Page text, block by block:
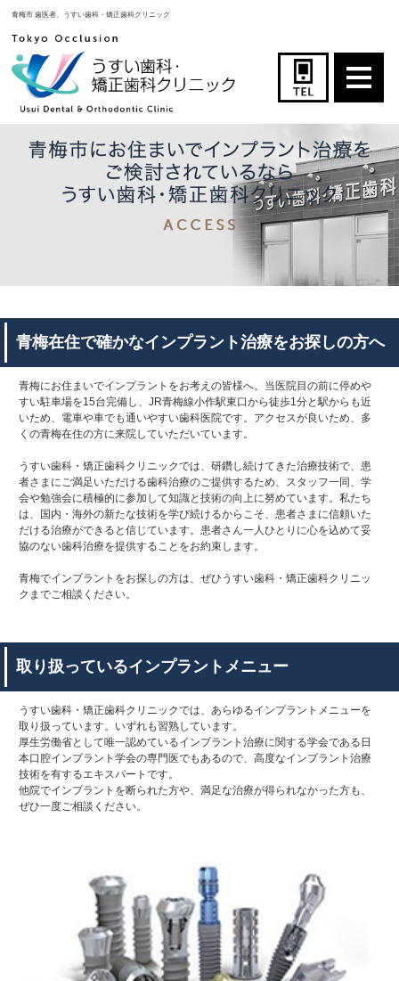
青梅市 歯医者、うすい歯科・矯正歯科クリニック
青梅在住で確かなインプラント治療をお探しの方へ
青梅にお住まいでインプラントをお考えの皆様へ。当医院目の前に停めや
すい駐車場を15台完備し、JR青梅線小作駅東口から徒歩1分と駅からも近
いため、電車や車でも通いやすい歯科医院です。アクセスが良いため、多
くの青梅在住の方に来院していただいています。
うすい歯科・矯正歯科クリニックでは、研鑽し続けてきた治療技術で、患
者さまにご満足いただける歯科治療のご提供するため、スタッフ一同、学
会や勉強会に積極的に参加して知識と技術の向上に努めています。私たち
は、国内・海外の新たな技術を学び続けるからこそ、患者さまに信頼いた
だける治療ができると信じています。患者さん一人ひとりに心を込めて妥
協のない歯科治療を提供することをお約束します。
青梅でインプラントをお探しの方は、ぜひうすい歯科・矯正歯科クリニッ
クまでご相談ください。
取り扱っているインプラントメニュー
うすい歯科・矯正歯科クリニックでは、あらゆるインプラントメニューを
取り扱っています。いずれも習熟しています。
厚生労働省として唯一認めているインプラント治療に関する学会である日
本口腔インプラント学会の専門医でもあるので、高度なインプラント治療
技術を有するエキスパートです。
他院でインプラントを断られた方や、満足な治療が得られなかった方も、
ぜひ一度ご相談ください。